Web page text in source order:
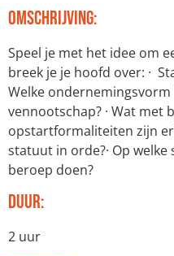
Omschrijving:
Speel je met het idee om
breek je je hoofd over: ·
Welke ondernemingsvorm
vennootschap? · Wat met
opstartformaliteiten zijn
statuut in orde?· Op
beroep doen?
Duur:
2 uur